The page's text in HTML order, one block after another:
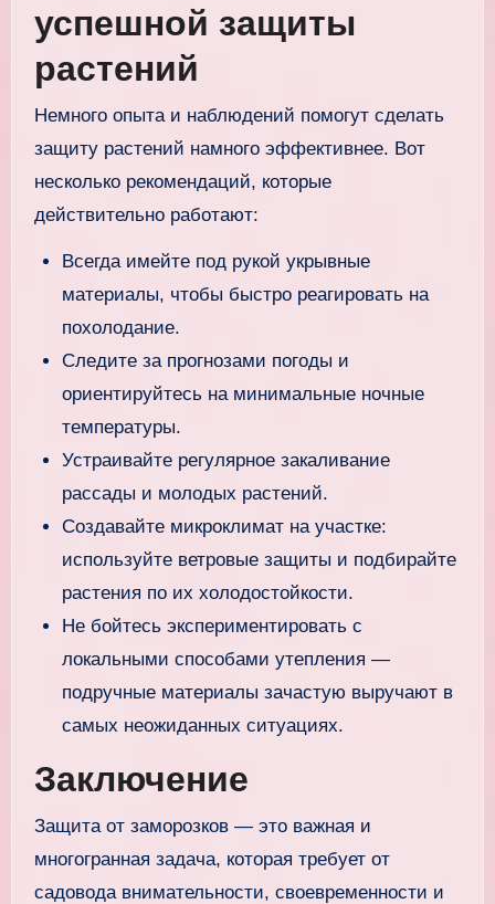
успешной защиты
растений
Немного опыта и наблюдений помогут сделать
защиту растений намного эффективнее. Вот
несколько рекомендаций, которые
действительно работают:
Всегда имейте под рукой укрывные
материалы, чтобы быстро реагировать на
похолодание.
Следите за прогнозами погоды и
ориентируйтесь на минимальные ночные
температуры.
Устраивайте регулярное закаливание
рассады и молодых растений.
Создавайте микроклимат на участке:
используйте ветровые защиты и подбирайте
растения по их холодостойкости.
Не бойтесь экспериментировать с
локальными способами утепления —
подручные материалы зачастую выручают в
самых неожиданных ситуациях.
Заключение
Защита от заморозков — это важная и
многогранная задача, которая требует от
садовода внимательности, своевременности и